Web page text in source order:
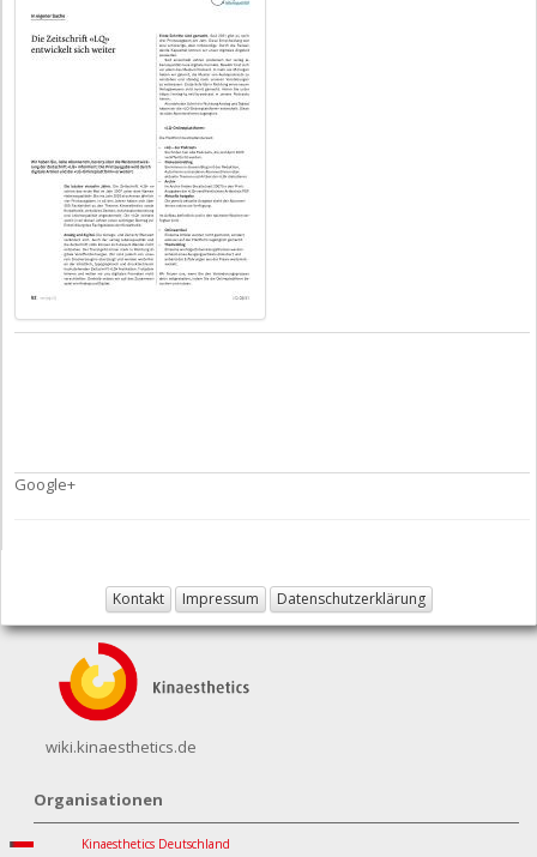
Google+
Kontakt Impressum Datenschutzerklärung
wiki.kinaesthetics.de
Organisationen
Kinaesthetics Deutschland